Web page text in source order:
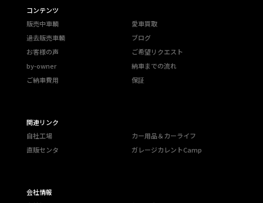
コンテンツ
販売中車輌
愛車買取
過去販売車輌
ブログ
お客様の声
ご希望リクエスト
by-owner
納車までの流れ
ご納車費用
保証
関連リンク
自社工場
カー用品＆カーライフ
直販センタ
ガレージカレントCamp
会社情報